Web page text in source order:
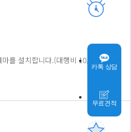
카톡 상담
무료견적
를 설치합니다.(대행비 10,000원)